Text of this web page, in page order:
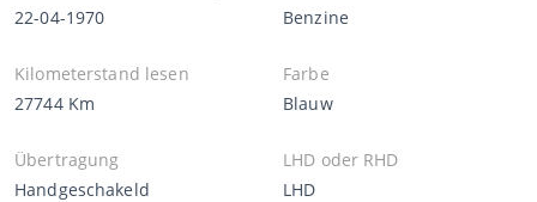
22-04-1970
Benzine
Kilometerstand lesen
27744 Km
Farbe
Blauw
Übertragung
Handgeschakeld
LHD oder RHD
LHD